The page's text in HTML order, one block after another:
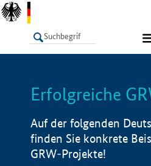
LISTE
Erfolgreiche
Auf der folgenden
finden Sie konkrete
GRW-Projekte!